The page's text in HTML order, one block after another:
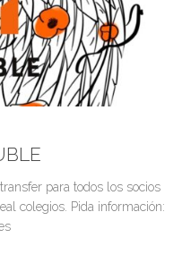
para todos los socios
colegios. Pida información: